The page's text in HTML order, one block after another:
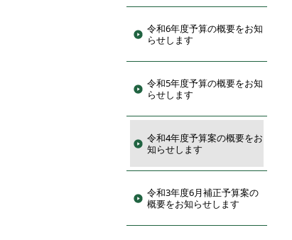
令和6年度予算の概要をお知
らせします
令和5年度予算の概要をお知
らせします
令和4年度予算案の概要をお
知らせします
令和3年度6月補正予算案の
概要をお知らせします